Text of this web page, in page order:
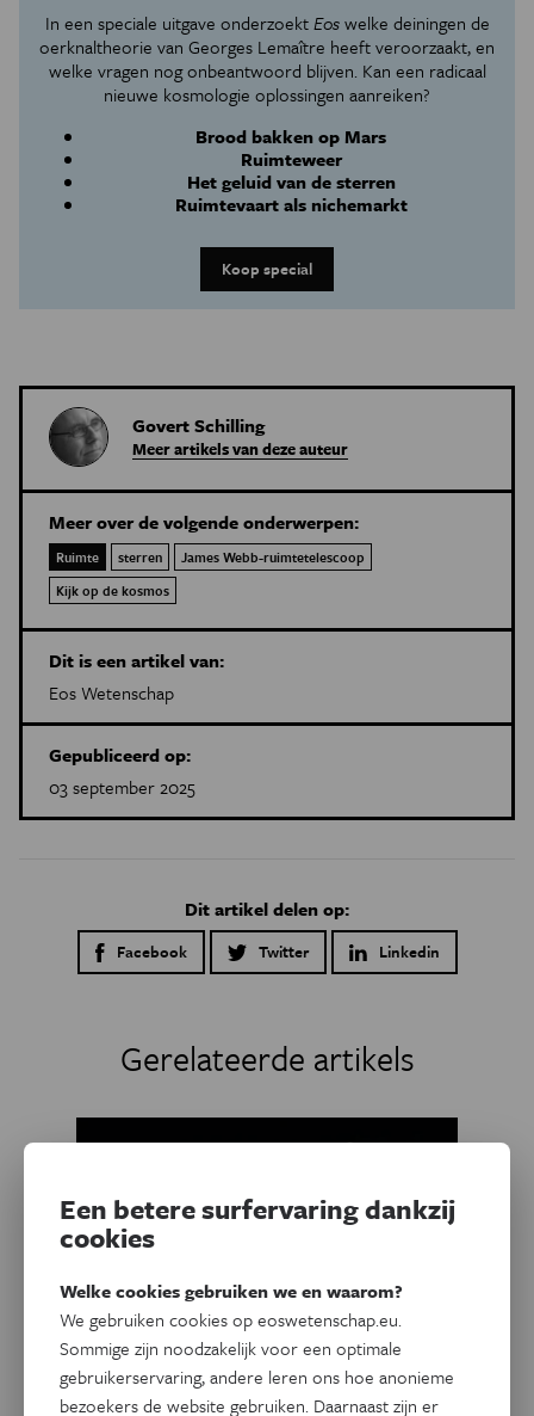
In een speciale uitgave onderzoektEoswelke deiningen de
oerknaltheorie van Georges Lemaître heeft veroorzaakt, en
welke vragen nog onbeantwoord blijven. Kan een radicaal
nieuwe kosmologie oplossingen aanreiken?
Brood bakken op Mars
Ruimteweer
Het geluid van de sterren
Ruimtevaart als nichemarkt
Koop special
Govert Schilling
Meer artikels van deze auteur
Meer over de volgende onderwerpen:
Ruimte sterren
James Webb-ruimtetelescoop
Kijk op de kosmos
Dit is een artikel van:
Eos Wetenschap
Gepubliceerd op:
03 september 2025
Dit artikel delen op:
Facebook Twitter Linkedin
Gerelateerde artikels
Een betere surfervaring dankzij
cookies
Welke cookies gebruiken we en waarom?
We gebruiken cookies op eoswetenschap.eu.
Sommige zijn noodzakelijk voor een optimale
gebruikerservaring, andere leren ons hoe anonieme
bezoekers de website gebruiken. Daarnaast zijn er